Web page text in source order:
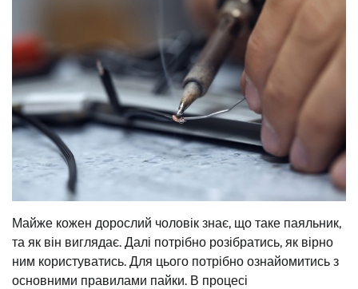
Майже кожен дорослий чоловік знає, що таке паяльник,
та як він виглядає. Далі потрібно розібратись, як вірно
ним користуватись. Для цього потрібно ознайомитись з
основними правилами пайки. В процесі